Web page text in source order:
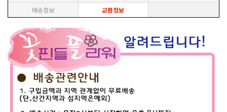
배송정보
교환정보